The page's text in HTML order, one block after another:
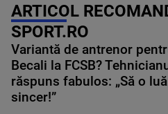
ARTICOL
SPORT.RO
Variantă de antrenor
Becali la FCSB?
răspuns fabulos: „Să o
sincer!”